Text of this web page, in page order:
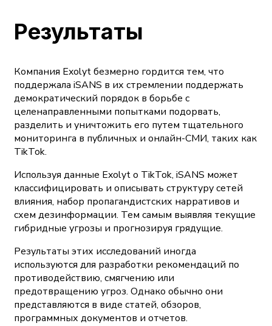
Результаты
Компания Exolyt безмерно гордится тем, что
поддержала iSANS в их стремлении поддержать
демократический порядок в борьбе с
целенаправленными попытками подорвать,
разделить и уничтожить его путем тщательного
мониторинга в публичных и онлайн-СМИ, таких как
TikTok.
Используя данные Exolyt о TikTok, iSANS может
классифицировать и описывать структуру сетей
влияния, набор пропагандистских нарративов и
схем дезинформации. Тем самым выявляя текущие
гибридные угрозы и прогнозируя грядущие.
Результаты этих исследований иногда
используются для разработки рекомендаций по
противодействию, смягчению или
предотвращению угроз. Однако обычно они
представляются в виде статей, обзоров,
программных документов и отчетов.